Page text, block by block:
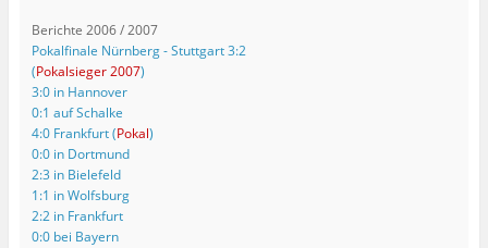
Berichte 2006 / 2007
Pokalfinale Nürnberg - Stuttgart 3:2
(Pokalsieger 2007)
3:0 in Hannover
0:1 auf Schalke
4:0 Frankfurt (Pokal)
0:0 in Dortmund
2:3 in Bielefeld
1:1 in Wolfsburg
2:2 in Frankfurt
0:0 bei Bayern